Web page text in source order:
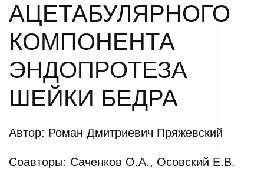
АЦЕТАБУЛЯРНОГО
КОМПОНЕНТА
ЭНДОПРОТЕЗА
ШЕЙКИ БЕДРА
Автор: Роман Дмитриевич Пряжевский
Соавторы: Саченков О.А., Осовский Е.В.